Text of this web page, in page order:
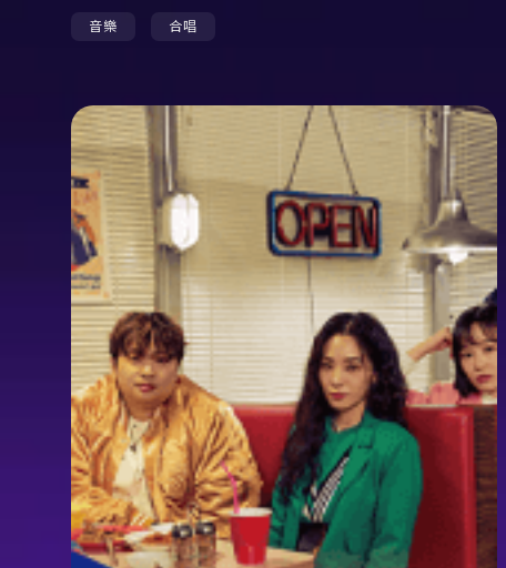
音樂 合唱